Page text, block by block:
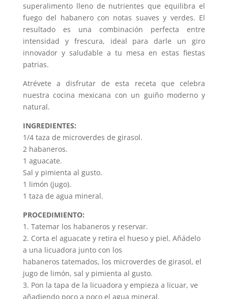
superalimento lleno de nutrientes que equilibra el
fuego del habanero con notas suaves y verdes. El
resultado es una combinación perfecta entre
intensidad y frescura, ideal para darle un giro
innovador y saludable a tu mesa en estas fiestas
patrias.
Atrévete a disfrutar de esta receta que celebra
nuestra cocina mexicana con un guiño moderno y
natural.
INGREDIENTES:
1/4 taza de microverdes de girasol.
2 habaneros.
1 aguacate.
Sal y pimienta al gusto.
1 limón (jugo).
1 taza de agua mineral.
PROCEDIMIENTO:
1. Tatemar los habaneros y reservar.
2. Corta el aguacate y retira el hueso y piel, Añádelo
a una licuadora junto con los
habaneros tatemados, los microverdes de girasol, el
jugo de limón, sal y pimienta al gusto.
3. Pon la tapa de la licuadora y empieza a licuar, ve
añadiendo poco a poco el agua mineral.